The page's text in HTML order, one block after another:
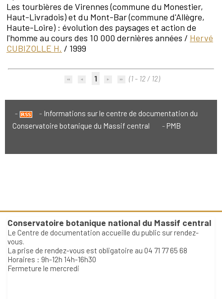
Les tourbières de Virennes (commune du Monestier,
Haut-Livradois) et du Mont-Bar (commune d'Allègre,
Haute-Loire) : évolution des paysages et action de
l'homme au cours des 10 000 dernières années / Hervé
CUBIZOLLE H. / 1999
1 (1 - 12 / 12)
Informations sur le centre de documentation du
Conservatoire botanique du Massif central
PMB
Conservatoire botanique national du Massif central
Le Centre de documentation accueille du public sur rendez-
vous.
La prise de rendez-vous est obligatoire au 04 71 77 65 68
Horaires : 9h-12h 14h-16h30
Fermeture le mercredi